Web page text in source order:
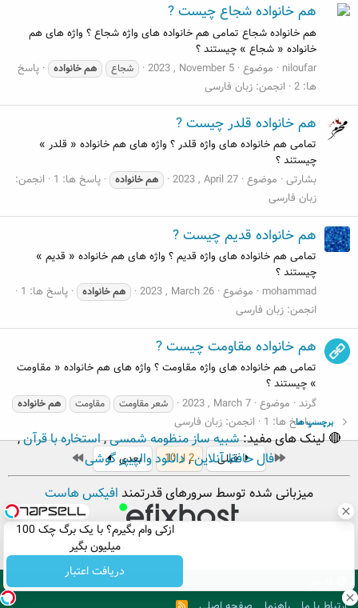
ازکی وام بگیرم؟ با یک برگ چک 100
میلیون بگیر
دریافت اعتبار
هم خانواده شجاع چیست ?
هم خانواده شجاع تمامی هم خانواده های واژه شجاع ؟ واژه های هم
خانواده « شجاع » چیستند ؟
niloufar
موضوع 2023 , November 5 شجاع همخانواده
پاسخ
ها: 2
انجمن: زبان فارسی
هم خانواده قلدر چیست ?
تمامی هم خانواده های واژه قلدر ؟ واژه های هم خانواده « قلدر »
چیستند ؟
بشارتی موضوع 2023 , April 27 همخانواده پاسخ ها: 1
انجمن:
زبان فارسی
هم خانواده قدیم چیست ?
تمامی هم خانواده های واژه قدیم ؟ واژه های هم خانواده « قدیم »
چیستند ؟
mohammad
موضوع 2023 , March 26 همخانواده
پاسخ ها: 1
انجمن: زبان فارسی
هم خانواده مقاومت چیست ?
تمامی هم خانواده های واژه مقاومت ؟ واژه های هم خانواده « مقاومت
» چیستند ؟
گرند موضوع 2023 , March 7 شعر مقاومت مقاومت همخانواده
پاسخ ها: 1 انجمن: زبان فارسی
اول قبلی 2 از 10 بعدی
برچسپ ها
🔴 لینک های مفید:شبیه ساز منظومه شمسی,استخاره با قرآن,
فال حافظ آنلاین,دانلود والپیپر گوشی
میزبانی شده توسط سرورهای قدرتمند افیکس هاست
R